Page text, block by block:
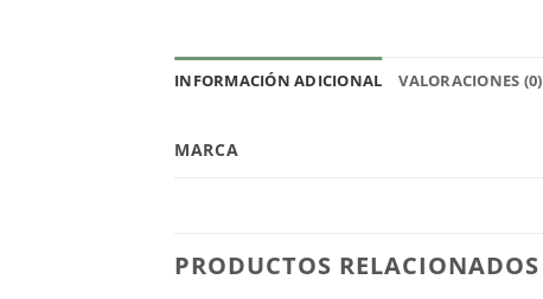
INFORMACIÓN ADICIONAL VALORACIONES (0)
MARCA
PRODUCTOS RELACIONADOS